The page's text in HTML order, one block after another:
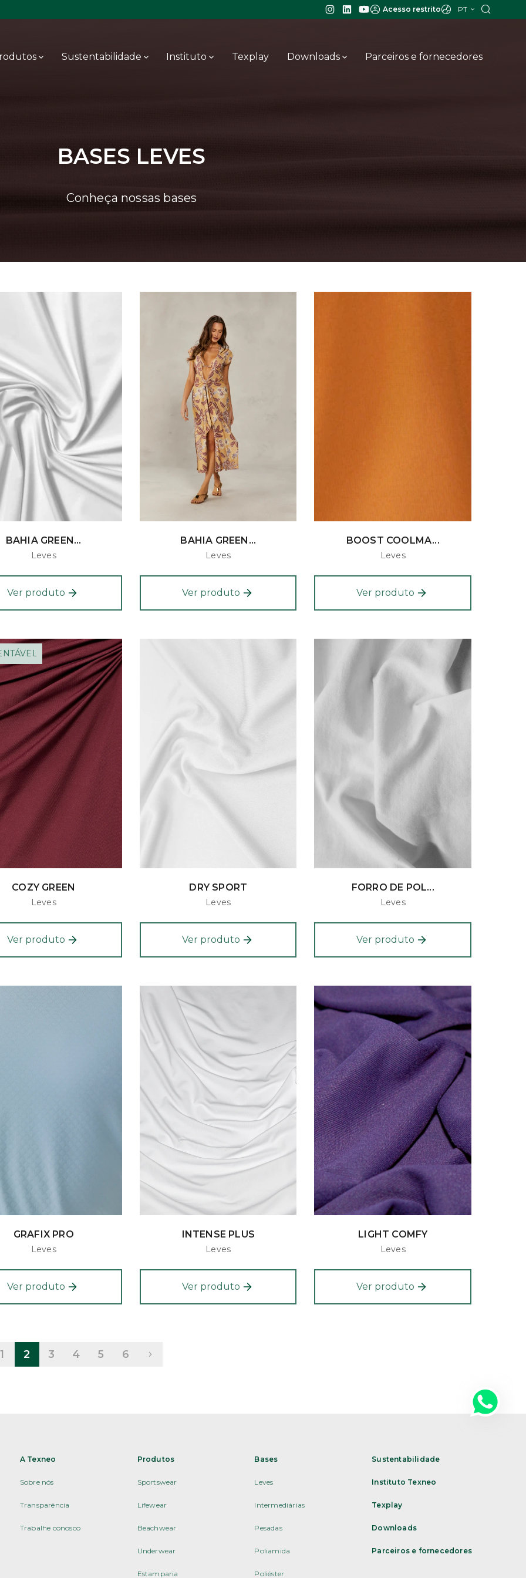
Acesso restrito PT
Sustentabilidade Instituto Texplay Downloads Parceiros e fornecedores
BASES LEVES
Conheça nossas bases
BAHIA GREEN...
Leves
Ver produto
BAHIA GREEN...
Leves
Ver produto
BOOST COOLMA...
Leves
Ver produto
COZY GREEN
Leves
Ver produto
DRY SPORT
Leves
Ver produto
FORRO DE POL...
Leves
Ver produto
GRAFIX PRO
Leves
Ver produto
INTENSE PLUS
Leves
Ver produto
LIGHT COMFY
Leves
Ver produto
1 2 3 4 5 6
A Texneo
Sobre nós
Transparência
Trabalhe conosco
Produtos
Sportswear
Lifewear
Beachwear
Underwear
Estamparia
Bases
Leves
Intermediárias
Pesadas
Poliamida
Poliéster
Sustentabilidade
Instituto Texneo
Texplay
Downloads
Parceiros e fornecedores